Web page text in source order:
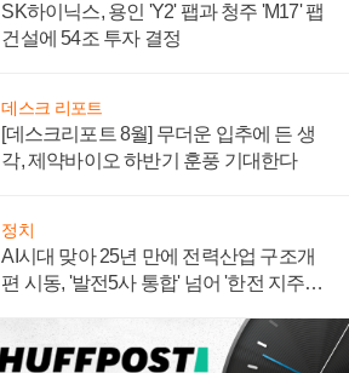
SK하이닉스, 용인 'Y2' 팹과 청주 'M17' 팹
건설에 54조 투자 결정
데스크 리포트
[데스크리포트 8월] 무더운 입추에 든 생
각, 제약바이오 하반기 훈풍 기대한다
정치
AI시대 맞아 25년 만에 전력산업 구조개
편 시동, '발전5사 통합' 넘어 '한전 지주사'